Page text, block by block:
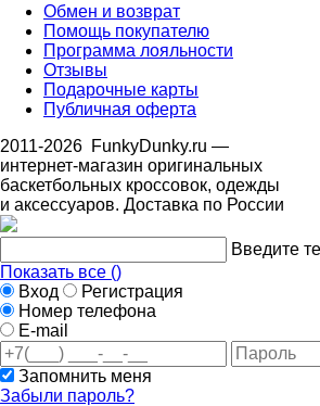
Обмен и возврат
Помощь покупателю
Программа лояльности
Отзывы
Подарочные карты
Публичная оферта
2011-2026 FunkyDunky.ru —
интернет-магазин оригинальных
баскетбольных кроссовок, одежды
и аксессуаров. Доставка по России
Введите
Показать все ()
Вход
Регистрация
Номер телефона
E-mail
Запомнить меня
Забыли пароль?